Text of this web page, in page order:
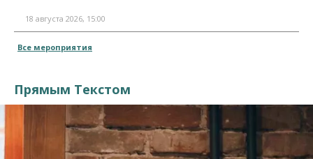
18 августа 2026, 15:00
Все мероприятия
Прямым Текстом